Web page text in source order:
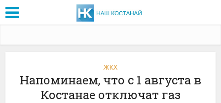
ЖКХ
Напоминаем, что с 1 августа в
Костанае отключат газ